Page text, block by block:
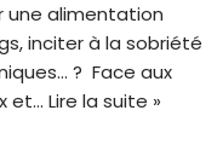
une alimentation
inciter à la sobriété
? Face aux
et… Lire la suite »